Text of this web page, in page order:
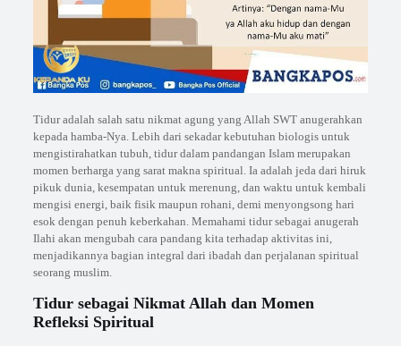
Tidur adalah salah satu nikmat agung yang Allah SWT anugerahkan
kepada hamba-Nya. Lebih dari sekadar kebutuhan biologis untuk
mengistirahatkan tubuh, tidur dalam pandangan Islam merupakan
momen berharga yang sarat makna spiritual. Ia adalah jeda dari hiruk
pikuk dunia, kesempatan untuk merenung, dan waktu untuk kembali
mengisi energi, baik fisik maupun rohani, demi menyongsong hari
esok dengan penuh keberkahan. Memahami tidur sebagai anugerah
Ilahi akan mengubah cara pandang kita terhadap aktivitas ini,
menjadikannya bagian integral dari ibadah dan perjalanan spiritual
seorang muslim.
Tidur sebagai Nikmat Allah dan Momen
Refleksi Spiritual